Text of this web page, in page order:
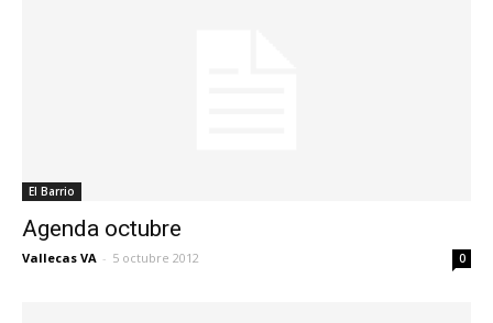
El Barrio
Agenda octubre
Vallecas VA - 5 octubre 2012 0